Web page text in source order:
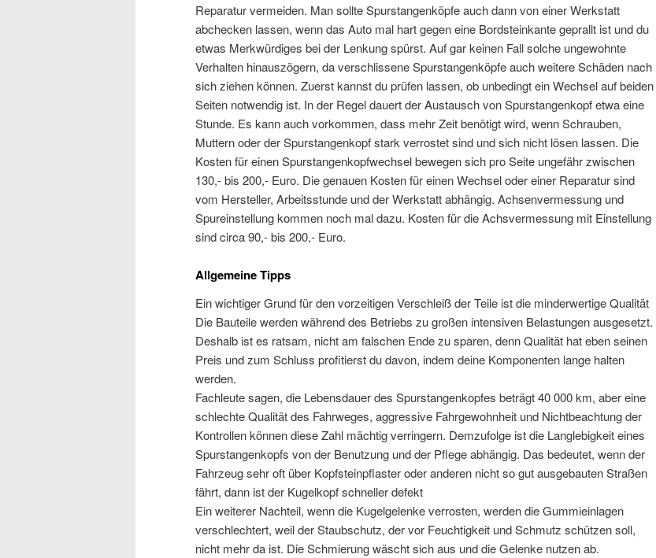
Reparatur vermeiden. Man sollte Spurstangenköpfe auch dann von einer Werkstatt
abchecken lassen, wenn das Auto mal hart gegen eine Bordsteinkante geprallt ist und du
etwas Merkwürdiges bei der Lenkung spürst. Auf gar keinen Fall solche ungewohnte
Verhalten hinauszögern, da verschlissene Spurstangenköpfe auch weitere Schäden nach
sich ziehen können. Zuerst kannst du prüfen lassen, ob unbedingt ein Wechsel auf beiden
Seiten notwendig ist. In der Regel dauert der Austausch von Spurstangenkopf etwa eine
Stunde. Es kann auch vorkommen, dass mehr Zeit benötigt wird, wenn Schrauben,
Muttern oder der Spurstangenkopf stark verrostet sind und sich nicht lösen lassen. Die
Kosten für einen Spurstangenkopfwechsel bewegen sich pro Seite ungefähr zwischen
130,- bis 200,- Euro. Die genauen Kosten für einen Wechsel oder einer Reparatur sind
vom Hersteller, Arbeitsstunde und der Werkstatt abhängig. Achsenvermessung und
Spureinstellung kommen noch mal dazu. Kosten für die Achsvermessung mit Einstellung
sind circa 90,- bis 200,- Euro.
Allgemeine Tipps
Ein wichtiger Grund für den vorzeitigen Verschleiß der Teile ist die minderwertige Qualität
Die Bauteile werden während des Betriebs zu großen intensiven Belastungen ausgesetzt.
Deshalb ist es ratsam, nicht am falschen Ende zu sparen, denn Qualität hat eben seinen
Preis und zum Schluss profitierst du davon, indem deine Komponenten lange halten
werden.
Fachleute sagen, die Lebensdauer des Spurstangenkopfes beträgt 40 000 km, aber eine
schlechte Qualität des Fahrweges, aggressive Fahrgewohnheit und Nichtbeachtung der
Kontrollen können diese Zahl mächtig verringern. Demzufolge ist die Langlebigkeit eines
Spurstangenkopfs von der Benutzung und der Pflege abhängig. Das bedeutet, wenn der
Fahrzeug sehr oft über Kopfsteinpflaster oder anderen nicht so gut ausgebauten Straßen
fährt, dann ist der Kugelkopf schneller defekt
Ein weiterer Nachteil, wenn die Kugelgelenke verrosten, werden die Gummieinlagen
verschlechtert, weil der Staubschutz, der vor Feuchtigkeit und Schmutz schützen soll,
nicht mehr da ist. Die Schmierung wäscht sich aus und die Gelenke nutzen ab.